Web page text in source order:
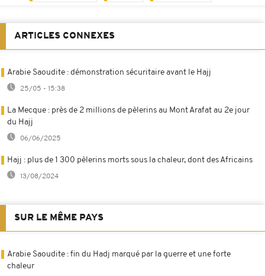
ARTICLES CONNEXES
Arabie Saoudite : démonstration sécuritaire avant le Hajj
25/05 - 15:38
La Mecque : près de 2 millions de pèlerins au Mont Arafat au 2e jour
du Hajj
06/06/2025
Hajj : plus de 1 300 pèlerins morts sous la chaleur, dont des Africains
13/08/2024
SUR LE MÊME PAYS
Arabie Saoudite : fin du Hadj marqué par la guerre et une forte
chaleur